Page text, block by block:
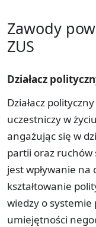
Zawody
ZUS
Działacz
Działacz
uczestniczy w
angażując się w
partii oraz ruchów
jest wpływanie na
kształtowanie
wiedzy o
umiejętności